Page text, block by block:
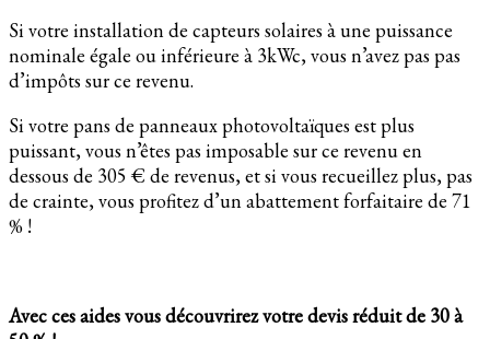
Si votre installation de capteurs solaires à une puissance
nominale égale ou inférieure à 3kWc, vous n’avez pas pas
d’impôts sur ce revenu.
Si votre pans de panneaux photovoltaïques est plus
puissant, vous n’êtes pas imposable sur ce revenu en
dessous de 305 € de revenus, et si vous recueillez plus, pas
de crainte, vous profitez d’un abattement forfaitaire de 71
% !
Avec ces aides vous découvrirez votre devis réduit de 30 à